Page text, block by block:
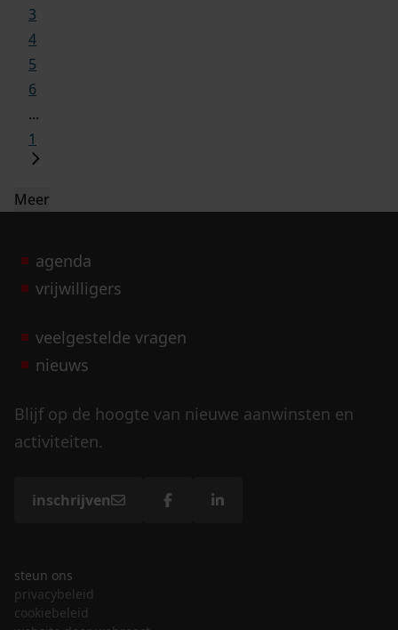
3
4
5
6
...
1
Meer
agenda
vrijwilligers
veelgestelde vragen
nieuws
Blijf op de hoogte van nieuwe aanwinsten en
activiteiten.
inschrijven
steun ons
privacybeleid
cookiebeleid